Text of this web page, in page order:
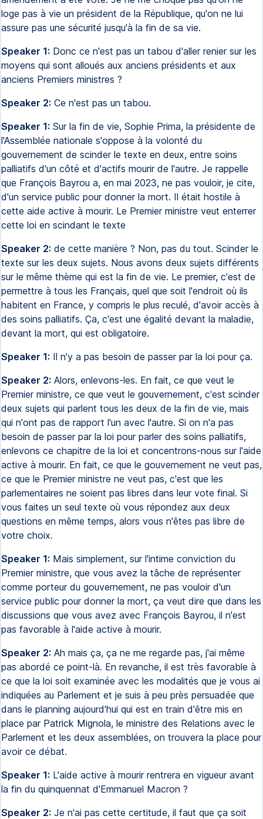
loge pas à vie un président de la République, qu'on ne lui
assure pas une sécurité jusqu'à la fin de sa vie.
Speaker 1: Donc ce n'est pas un tabou d'aller renier sur les
moyens qui sont alloués aux anciens présidents et aux
anciens Premiers ministres ?
Speaker 2: Ce n'est pas un tabou.
Speaker 1: Sur la fin de vie, Sophie Prima, la présidente de
l'Assemblée nationale s'oppose à la volonté du
gouvernement de scinder le texte en deux, entre soins
palliatifs d'un côté et d'actifs mourir de l'autre. Je rappelle
que François Bayrou a, en mai 2023, ne pas vouloir, je cite,
d'un service public pour donner la mort. Il était hostile à
cette aide active à mourir. Le Premier ministre veut enterrer
cette loi en scindant le texte
Speaker 2: de cette manière ? Non, pas du tout. Scinder le
texte sur les deux sujets. Nous avons deux sujets différents
sur le même thème qui est la fin de vie. Le premier, c'est de
permettre à tous les Français, quel que soit l'endroit où ils
habitent en France, y compris le plus reculé, d'avoir accès à
des soins palliatifs. Ça, c'est une égalité devant la maladie,
devant la mort, qui est obligatoire.
Speaker 1: Il n'y a pas besoin de passer par la loi pour ça.
Speaker 2: Alors, enlevons-les. En fait, ce que veut le
Premier ministre, ce que veut le gouvernement, c'est scinder
deux sujets qui parlent tous les deux de la fin de vie, mais
qui n'ont pas de rapport l'un avec l'autre. Si on n'a pas
besoin de passer par la loi pour parler des soins palliatifs,
enlevons ce chapitre de la loi et concentrons-nous sur l'aide
active à mourir. En fait, ce que le gouvernement ne veut pas,
ce que le Premier ministre ne veut pas, c'est que les
parlementaires ne soient pas libres dans leur vote final. Si
vous faites un seul texte où vous répondez aux deux
questions en même temps, alors vous n'êtes pas libre de
votre choix.
Speaker 1: Mais simplement, sur l'intime conviction du
Premier ministre, que vous avez la tâche de représenter
comme porteur du gouvernement, ne pas vouloir d'un
service public pour donner la mort, ça veut dire que dans les
discussions que vous avez avec François Bayrou, il n'est
pas favorable à l'aide active à mourir.
Speaker 2: Ah mais ça, ça ne me regarde pas, j'ai même
pas abordé ce point-là. En revanche, il est très favorable à
ce que la loi soit examinée avec les modalités que je vous ai
indiquées au Parlement et je suis à peu près persuadée que
dans le planning aujourd'hui qui est en train d'être mis en
place par Patrick Mignola, le ministre des Relations avec le
Parlement et les deux assemblées, on trouvera la place pour
avoir ce débat.
Speaker 1: L'aide active à mourir rentrera en vigueur avant
la fin du quinquennat d'Emmanuel Macron ?
Speaker 2: Je n'ai pas cette certitude, il faut que ça soit